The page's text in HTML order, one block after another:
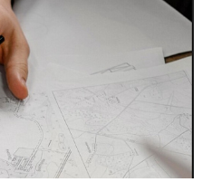
сегодня просят 543 с
тысяч за это время решили
аналитики бюро,
установил самозапрет,
же погасили долги недавно,
обязательства сейчас.